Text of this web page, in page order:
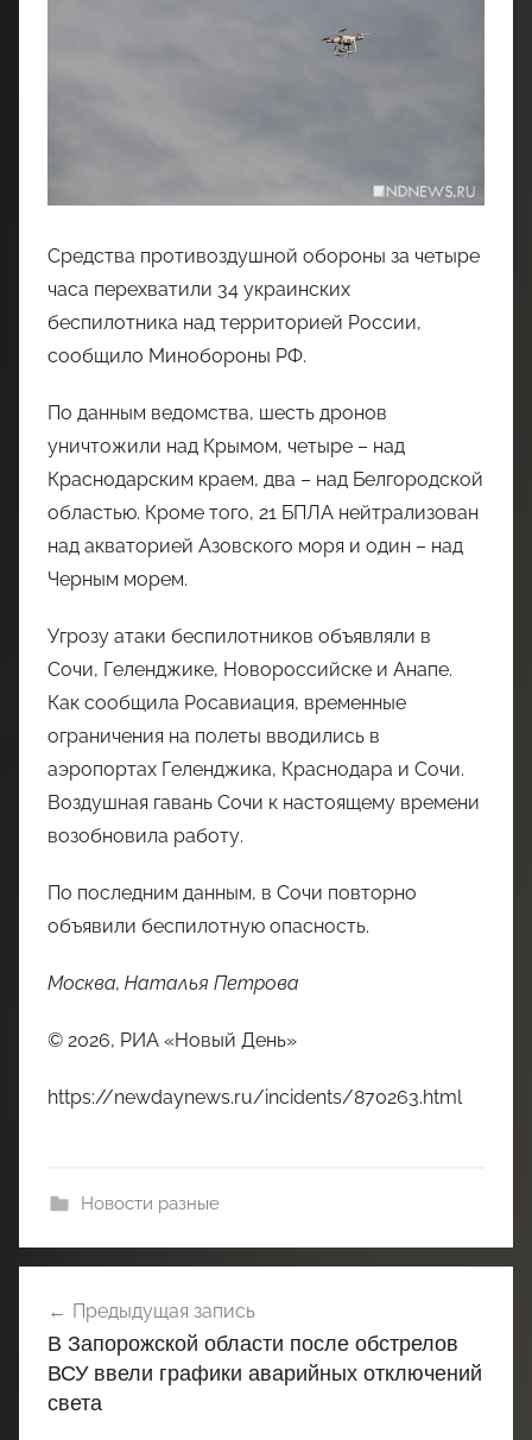
Средства противоздушной обороны за четыре
часа перехватили 34 украинских
беспилотника над территорией России,
сообщило Минобороны РФ.
По данным ведомства, шесть дронов
уничтожили над Крымом, четыре – над
Краснодарским краем, два – над Белгородской
областью. Кроме того, 21 БПЛА нейтрализован
над акваторией Азовского моря и один – над
Черным морем.
Угрозу атаки беспилотников объявляли в
Сочи, Геленджике, Новороссийске и Анапе.
Как сообщила Росавиация, временные
ограничения на полеты вводились в
аэропортах Геленджика, Краснодара и Сочи.
Воздушная гавань Сочи к настоящему времени
возобновила работу.
По последним данным, в Сочи повторно
объявили беспилотную опасность.
Москва, Наталья Петрова
© 2026, РИА «Новый День»
https://newdaynews.ru/incidents/870263.html
Новости разные
по
записям
Предыдущая запись
В Запорожской области после обстрелов
ВСУ ввели графики аварийных отключений
света